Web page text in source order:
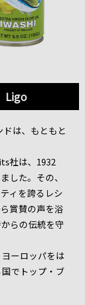
Ligo
は、もともと
社は、1932
した。その、
ィを誇るレシ
賞賛の声を浴
らの伝統を守
ーロッパをは
でトップ・ブ